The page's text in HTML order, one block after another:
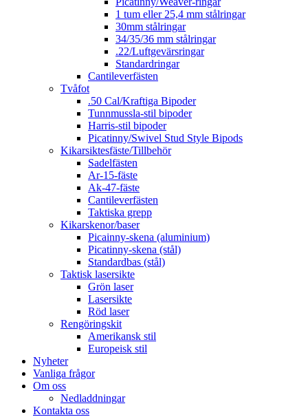
1 tum eller 25,4 mm stålringar
30mm stålringar
34/35/36 mm stålringar
.22/Luftgevärsringar
Standardringar
Cantileverfästen
Tvåfot
.50 Cal/Kraftiga Bipoder
Tunnmussla-stil bipoder
Harris-stil bipoder
Picatinny/Swivel Stud Style Bipods
Kikarsiktesfäste/Tillbehör
Sadelfästen
Ar-15-fäste
Ak-47-fäste
Cantileverfästen
Taktiska grepp
Kikarskenor/baser
Picainny-skena (aluminium)
Picatinny-skena (stål)
Standardbas (stål)
Taktisk lasersikte
Grön laser
Lasersikte
Röd laser
Rengöringskit
Amerikansk stil
Europeisk stil
Nyheter
Vanliga frågor
Om oss
Nedladdningar
Kontakta oss